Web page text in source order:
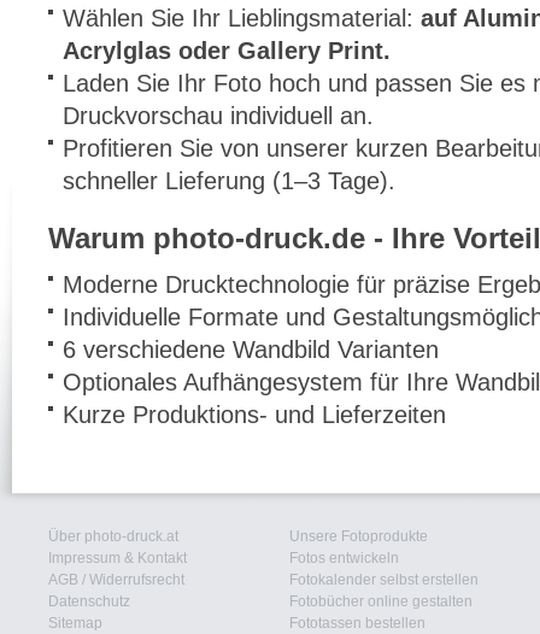
Wählen Sie Ihr Lieblingsmaterial: auf
Acrylglas oder Gallery Print.
Laden Sie Ihr Foto hoch und passen Sie es
Druckvorschau individuell an.
Profitieren Sie von unserer kurzen
schneller Lieferung (1–3 Tage).
Warum photo-druck.de - Ihre
Moderne Drucktechnologie für präzise
Individuelle Formate und
6 verschiedene Wandbild Varianten
Optionales Aufhängesystem für Ihre
Kurze Produktions- und Lieferzeiten
Über photo-druck.at
Impressum & Kontakt
AGB / Widerrufsrecht
Datenschutz
Sitemap
Unsere Fotoprodukte
Fotos entwickeln
Fotokalender selbst erstellen
Fotobücher online gestalten
Fototassen bestellen